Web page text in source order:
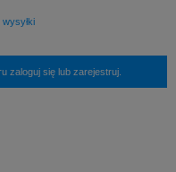
zaloguj się lub zarejestruj.